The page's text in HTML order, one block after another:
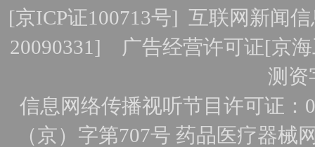
[京ICP证100713号]互联网新闻
20090331] 广告经营许可证[京
测资
信息网络传播视听节目许可证：
（京）字第707号 药品医疗器械